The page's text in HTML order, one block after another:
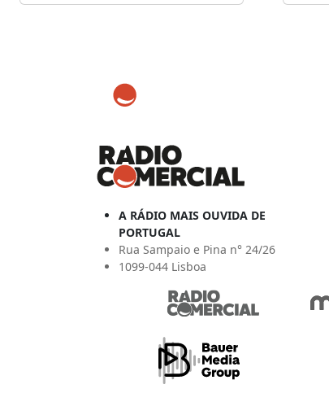
A RÁDIO MAIS OUVIDA DE
PORTUGAL
Rua Sampaio e Pina n° 24/26
1099-044 Lisboa